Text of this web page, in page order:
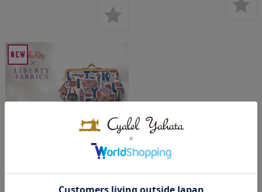
サンリオキャラクターズ がま
口 ミニポーチ リバティプリン